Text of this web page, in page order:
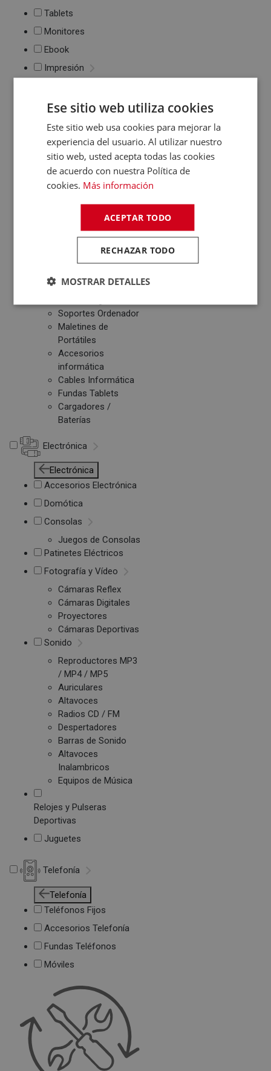
Tablets
Monitores
Ebook
Impresión
Multifunción
Cartuchos de tinta y
toner
Periféricos
Ratones
Teclados
Almacenamiento
de Memoria
Otros PC
Soportes Ordenador
Maletines de
Portátiles
Accesorios
informática
Cables Informática
Fundas Tablets
Cargadores /
Baterías
Electrónica
Electrónica
Accesorios Electrónica
Domótica
Consolas
Juegos de Consolas
Patinetes Eléctricos
Fotografía y Vídeo
Cámaras Reflex
Cámaras Digitales
Proyectores
Cámaras Deportivas
Sonido
Reproductores MP3
/ MP4 / MP5
Auriculares
Altavoces
Radios CD / FM
Despertadores
Barras de Sonido
Altavoces
Inalambricos
Equipos de Música
Relojes y Pulseras
Deportivas
Juguetes
Telefonía
Telefonía
Teléfonos Fijos
Accesorios Telefonía
Fundas Teléfonos
Móviles
Ese sitio web utiliza cookies
Este sitio web usa cookies para mejorar la
experiencia del usuario. Al utilizar nuestro
sitio web, usted acepta todas las cookies
de acuerdo con nuestra Política de
cookies. Más información
ACEPTAR TODO
RECHAZAR TODO
MOSTRAR DETALLES